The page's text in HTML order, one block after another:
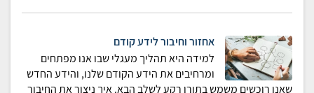
אחזור וחיבור לידע קודם
למידה היא תהליך מעגלי שבו אנו מפתחים
ומרחיבים את הידע הקודם שלנו, והידע החדש
שאנו רוכשים משמש בתורו רקע לשלב הבא. איך ניצור את החיבור